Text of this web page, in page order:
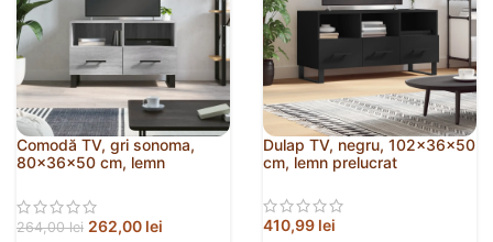
Comodă TV, gri sonoma,
80x36x50 cm, lemn
264,00lei 262,00 lei
Dulap TV, negru, 102x36x50
cm, lemn prelucrat
410,99 lei